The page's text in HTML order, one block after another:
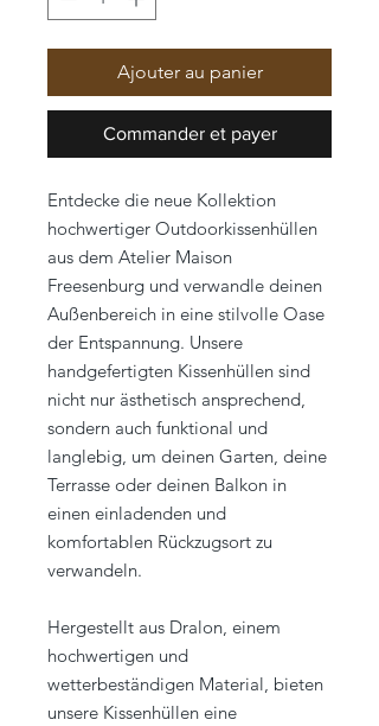
Ajouter au panier
Commander et payer
Entdecke die neue Kollektion
hochwertiger Outdoorkissenhüllen
aus dem Atelier Maison
Freesenburg und verwandle deinen
Außenbereich in eine stilvolle Oase
der Entspannung. Unsere
handgefertigten Kissenhüllen sind
nicht nur ästhetisch ansprechend,
sondern auch funktional und
langlebig, um deinen Garten, deine
Terrasse oder deinen Balkon in
einen einladenden und
komfortablen Rückzugsort zu
verwandeln.
Hergestellt aus Dralon, einem
hochwertigen und
wetterbeständigen Material, bieten
unsere Kissenhüllen eine